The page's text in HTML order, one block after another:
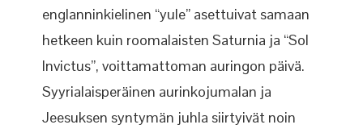
englanninkielinen “yule” asettuivat samaan
hetkeen kuin roomalaisten Saturnia ja “Sol
Invictus”, voittamattoman auringon päivä.
Syyrialaisperäinen aurinkojumalan ja
Jeesuksen syntymän juhla siirtyivät noin